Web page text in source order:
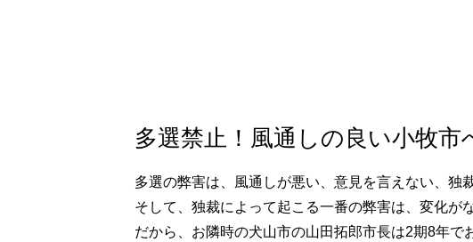
多選禁止！風通しの良い小牧市
多選の弊害は、風通しが悪い、意見を言えない、独
そして、独裁によって起こる一番の弊害は、変化が
だから、お隣時の犬山市の山田拓郎市長は2期8年で